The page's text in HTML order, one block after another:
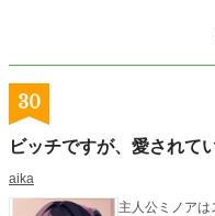
30
ビッチですが、愛されて
aika
主人公ミノア